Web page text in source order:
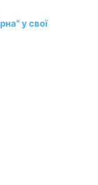
у свої